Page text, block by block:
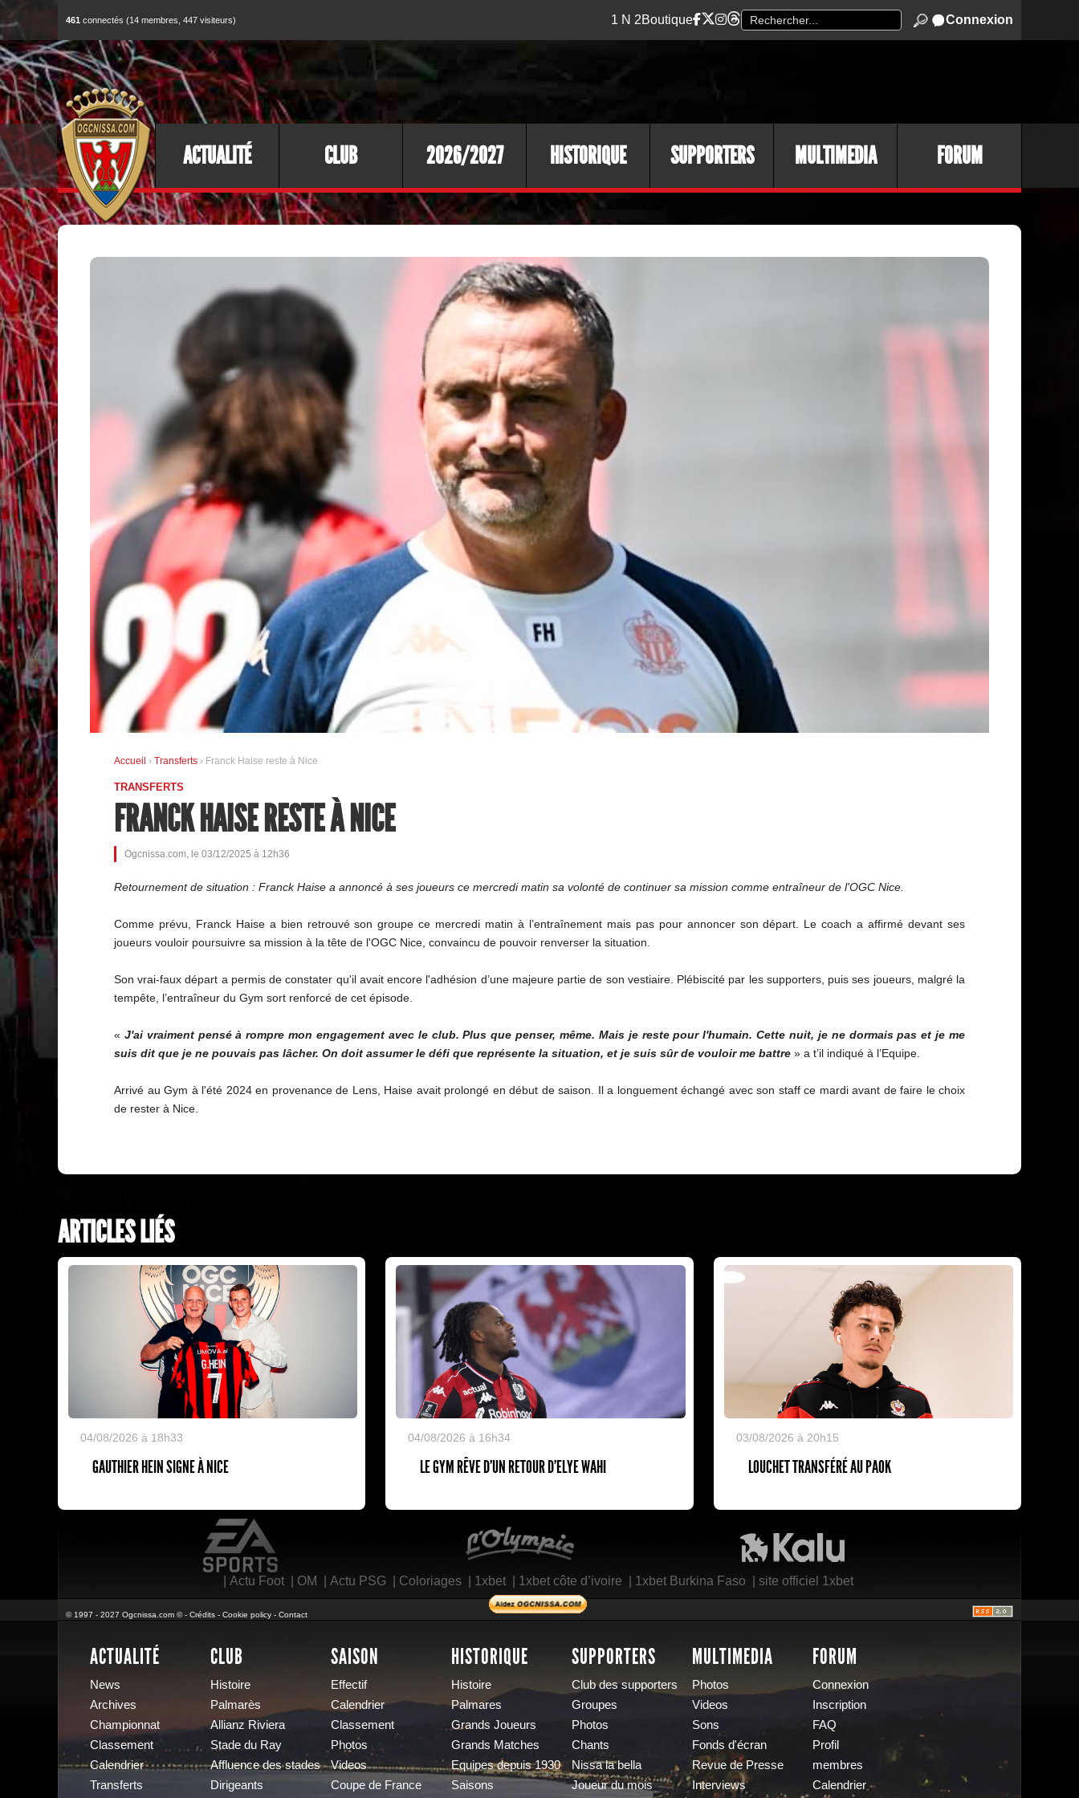
461 connectés (14 membres, 447 visiteurs) 1 N 2Boutique Connexion
ACTUALITÉ CLUB 2026/2027 HISTORIQUE SUPPORTERS MULTIMEDIA FORUM
Accueil › Transferts › Franck Haise reste à Nice
TRANSFERTS
FRANCK HAISE RESTE À NICE
Ogcnissa.com, le 03/12/2025 à 12h36
Retournement de situation : Franck Haise a annoncé à ses joueurs ce mercredi matin sa volonté de continuer sa mission comme entraîneur de l'OGC Nice.
Comme prévu, Franck Haise a bien retrouvé son groupe ce mercredi matin à l’entraînement mais pas pour annoncer son départ. Le coach a affirmé devant ses
joueurs vouloir poursuivre sa mission à la tête de l'OGC Nice, convaincu de pouvoir renverser la situation.
Son vrai-faux départ a permis de constater qu'il avait encore l'adhésion d’une majeure partie de son vestiaire. Plébiscité par les supporters, puis ses joueurs, malgré la
tempête, l’entraîneur du Gym sort renforcé de cet épisode.
« J'ai vraiment pensé à rompre mon engagement avec le club. Plus que penser, même. Mais je reste pour l'humain. Cette nuit, je ne dormais pas et je me
suis dit que je ne pouvais pas lâcher. On doit assumer le défi que représente la situation, et je suis sûr de vouloir me battre » a t’il indiqué à l’Equipe.
Arrivé au Gym à l'été 2024 en provenance de Lens, Haise avait prolongé en début de saison. Il a longuement échangé avec son staff ce mardi avant de faire le choix
de rester à Nice.
ARTICLES LIÉS
04/08/2026 à 18h33
GAUTHIER HEIN SIGNE À NICE
04/08/2026 à 16h34
LE GYM RÊVE D’UN RETOUR D’ELYE WAHI
03/08/2026 à 20h15
LOUCHET TRANSFÉRÉ AU PAOK
Actu Foot| OM Actu PSG| Coloriages| 1xbet| 1xbet côte d’ivoire 1xbet Burkina Faso site officiel 1xbet
© 1997 - 2027 Ogcnissa.com © - Crédits - Cookie policy - Contact
ACTUALITÉ
News
Archives
Championnat
Classement
Calendrier
Transferts
CLUB
Histoire
Palmarès
Allianz Riviera
Stade du Ray
Affluence des stades
Dirigeants
SAISON
Effectif
Calendrier
Classement
Photos
Videos
Coupe de France
HISTORIQUE
Histoire
Palmares
Grands Joueurs
Grands Matches
Equipes depuis 1930
Saisons
SUPPORTERS
Club des supporters
Groupes
Photos
Chants
Nissa la bella
Joueur du mois
MULTIMEDIA
Photos
Videos
Sons
Fonds d'écran
Revue de Presse
Interviews
FORUM
Connexion
Inscription
FAQ
Profil
membres
Calendrier